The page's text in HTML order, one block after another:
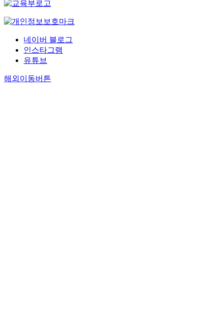
네이버 블로그
인스타그램
유튜브
해외이동버튼